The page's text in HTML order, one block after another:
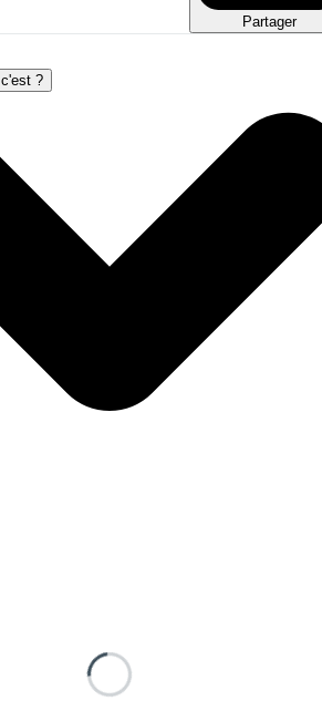
Partager
?